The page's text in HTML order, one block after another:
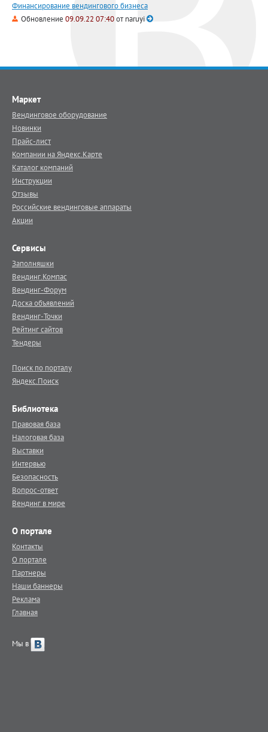
Финансирование вендингового бизнеса
Обновление 09.09.22 07:40отnaruyi
Маркет
Вендинговое оборудование
Новинки
Прайс-лист
Компании на Яндекс.Карте
Каталог компаний
Инструкции
Отзывы
Российские вендинговые аппараты
Акции
Сервисы
Заполняшки
Вендинг.Компас
Вендинг-Форум
Доска объявлений
Вендинг-Точки
Рейтинг сайтов
Тендеры
Поиск по порталу
Яндекс.Поиск
Библиотека
Правовая база
Налоговая база
Выставки
Интервью
Безопасность
Вопрос-ответ
Вендинг в мире
О портале
Контакты
О портале
Партнеры
Наши баннеры
Реклама
Главная
Мы в